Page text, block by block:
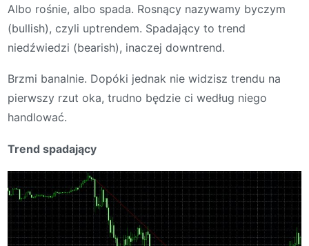
Albo rośnie, albo spada. Rosnący nazywamy byczym
(bullish), czyli uptrendem. Spadający to trend
niedźwiedzi (bearish), inaczej downtrend.
Brzmi banalnie. Dopóki jednak nie widzisz trendu na
pierwszy rzut oka, trudno będzie ci według niego
handlować.
Trend spadający